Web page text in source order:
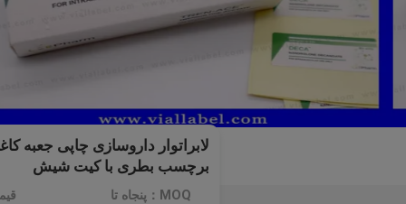
برچسب بطری با کیت شیش
MOQ：پنجاه تا